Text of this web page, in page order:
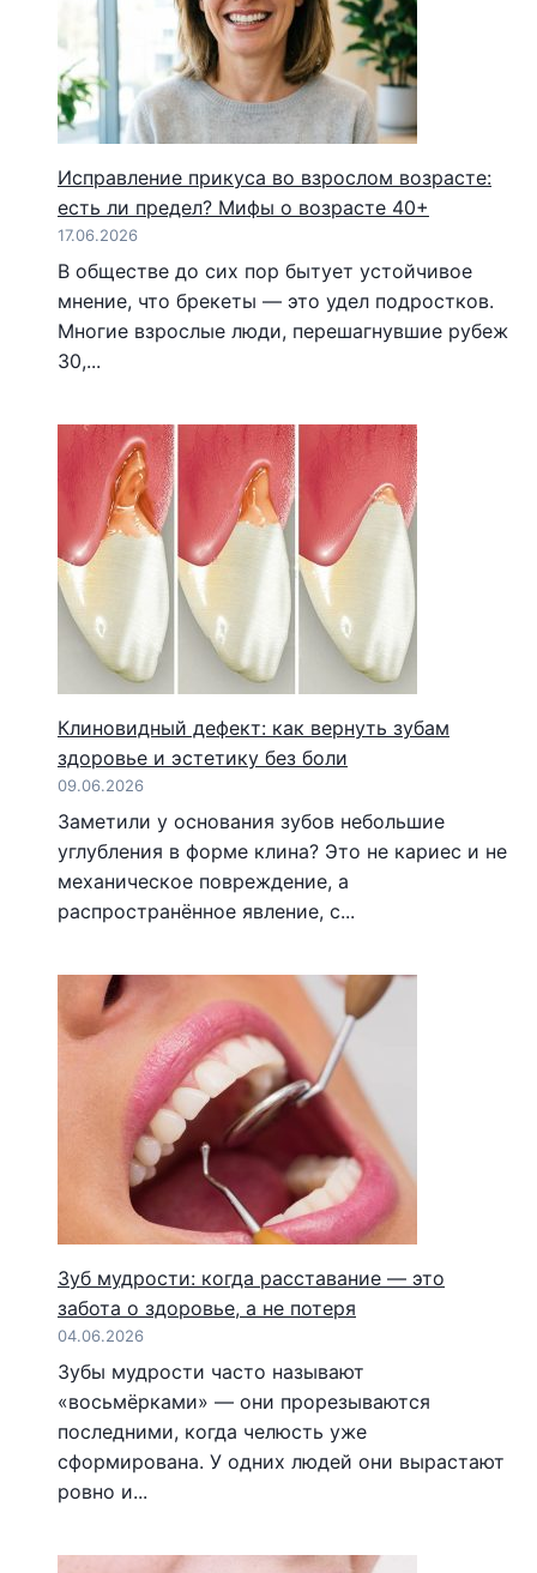
Исправление прикуса во взрослом возрасте:
есть ли предел? Мифы о возрасте 40+
17.06.2026
В обществе до сих пор бытует устойчивое
мнение, что брекеты — это удел подростков.
Многие взрослые люди, перешагнувшие рубеж
30,...
Клиновидный дефект: как вернуть зубам
здоровье и эстетику без боли
09.06.2026
Заметили у основания зубов небольшие
углубления в форме клина? Это не кариес и не
механическое повреждение, а
распространённое явление, с...
Зуб мудрости: когда расставание — это
забота о здоровье, а не потеря
04.06.2026
Зубы мудрости часто называют
«восьмёрками» — они прорезываются
последними, когда челюсть уже
сформирована. У одних людей они вырастают
ровно и...